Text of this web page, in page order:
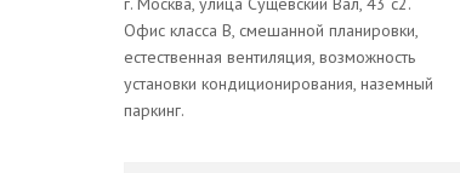
Офис класса B, смешанной планировки,
естественная вентиляция, возможность
установки кондиционирования, наземный
паркинг.